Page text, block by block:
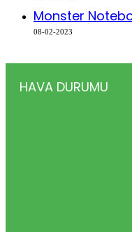
Monster
08-02-2023
HAVA DURUMU